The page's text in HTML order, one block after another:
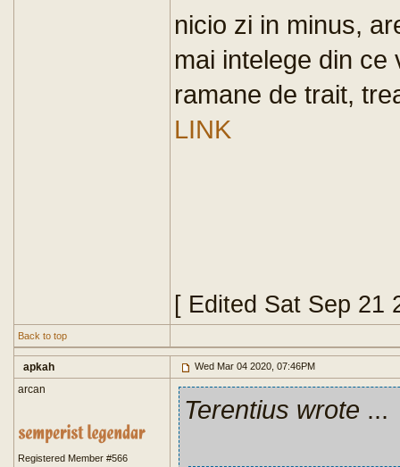
nicio zi in minus,
mai intelege din ce
ramane de trait,
LINK
[ Edited Sat Sep 21
Back to top
apkah Wed Mar 04 2020, 07:46PM
arcan
Registered Member #566
Terentius wrote ...